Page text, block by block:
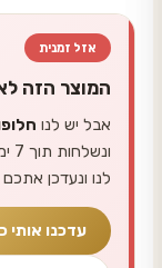
אזל זמנית
המוצר הזה
אבל יש לנו
לנו ונעדכן
עדכנו אותי